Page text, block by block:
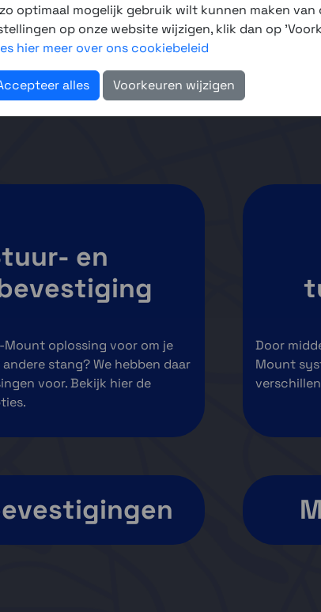
Hieronder vind je een deel
eigenlijk uit 3 onderdelen,
onderdelen. Dan heb je een
We hebben ook verschillende
en
Mount oplossing voor om je
stang? We hebben daar
voor. Bekijk hier de
Door
Mount
optimaal mogelijk gebruik wilt kunnen maken
op onze website wijzigen, klik dan op
hier meer over ons cookiebeleid
alles Voorkeuren wijzigen